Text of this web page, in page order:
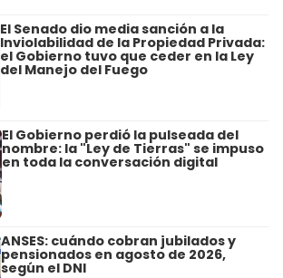
El Senado dio media sanción a la
Inviolabilidad de la Propiedad Privada:
el Gobierno tuvo que ceder en la Ley
del Manejo del Fuego
El Gobierno perdió la pulseada del
nombre: la "Ley de Tierras" se impuso
en toda la conversación digital
ANSES: cuándo cobran jubilados y
pensionados en agosto de 2026,
según el DNI